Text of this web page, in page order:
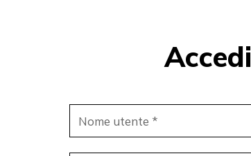
Accedi
Nome utente *